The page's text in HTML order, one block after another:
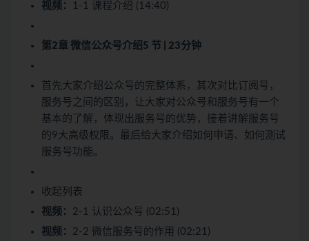
视频：
1-1 课程介绍 (14:40)
第2章 微信公众号介绍 5 节 | 23分钟
首先大家介绍公众号的完整体系，其次对比订阅号，
服务号之间的区别，让大家对公众号和服务号有一个
基本的了解，体现出服务号的优势，接着讲解服务号
的9大高级权限。最后给大家介绍如何申请、如何测试
服务号功能。
收起列表
视频： 2-1 认识公众号 (02:51)
视频： 2-2 微信服务号的作用 (02:21)